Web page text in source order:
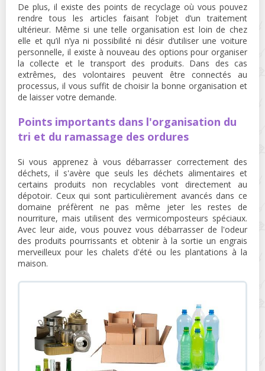
De plus, il existe des points de recyclage où vous pouvez
rendre tous les articles faisant l’objet d’un traitement
ultérieur. Même si une telle organisation est loin de chez
elle et qu’il n’ya ni possibilité ni désir d’utiliser une voiture
personnelle, il existe à nouveau des options pour organiser
la collecte et le transport des produits. Dans des cas
extrêmes, des volontaires peuvent être connectés au
processus, il vous suffit de choisir la bonne organisation et
de laisser votre demande.
Points importants dans l'organisation du
tri et du ramassage des ordures
Si vous apprenez à vous débarrasser correctement des
déchets, il s'avère que seuls les déchets alimentaires et
certains produits non recyclables vont directement au
dépotoir. Ceux qui sont particulièrement avancés dans ce
domaine préfèrent ne pas même jeter les restes de
nourriture, mais utilisent des vermicomposteurs spéciaux.
Avec leur aide, vous pouvez vous débarrasser de l'odeur
des produits pourrissants et obtenir à la sortie un engrais
merveilleux pour les chalets d'été ou les plantations à la
maison.